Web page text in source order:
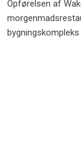
Opførelsen af